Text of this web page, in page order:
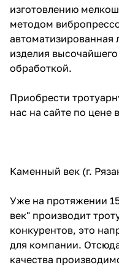
изготовлению
методом
автоматизированная
изделия
обработкой.
Приобрести
нас на сайте по цене
Каменный век (г.
Уже на протяжении
век" производит
конкурентов, это
для компании.
качества